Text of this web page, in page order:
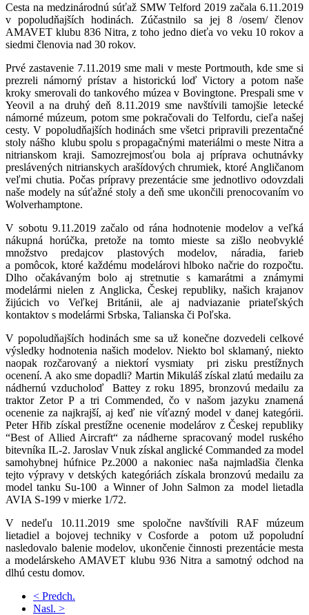
Cesta na medzinárodnú súťaž SMW Telford 2019 začala 6.11.2019
v popoludňajších hodinách. Zúčastnilo sa jej 8 /osem/ členov
AMAVET klubu 836 Nitra, z toho jedno dieťa vo veku 10 rokov a
siedmi členovia nad 30 rokov.
Prvé zastavenie 7.11.2019 sme mali v meste Portmouth, kde sme si
prezreli námorný prístav a historickú loď Victory a potom naše
kroky smerovali do tankového múzea v Bovingtone. Prespali sme v
Yeovil a na druhý deň 8.11.2019 sme navštívili tamojšie letecké
námorné múzeum, potom sme pokračovali do Telfordu, cieľa našej
cesty. V popoludňajších hodinách sme všetci pripravili prezentačné
stoly nášho klubu spolu s propagačnými materiálmi o meste Nitra a
nitrianskom kraji. Samozrejmosťou bola aj príprava ochutnávky
preslávených nitrianskych arašídových chrumiek, ktoré Angličanom
veľmi chutia. Počas prípravy prezentácie sme jednotlivo odovzdali
naše modely na súťažné stoly a deň sme ukončili prenocovaním vo
Wolverhamptone.
V sobotu 9.11.2019 začalo od rána hodnotenie modelov a veľká
nákupná horúčka, pretože na tomto mieste sa zišlo neobvyklé
množstvo predajcov plastových modelov, náradia, farieb
a pomôcok, ktoré každému modelárovi hlboko načrie do rozpočtu.
Dlho očakávaným bolo aj stretnutie s kamarátmi a známymi
modelármi nielen z Anglicka, Českej republiky, našich krajanov
žijúcich vo Veľkej Británii, ale aj nadviazanie priateľských
kontaktov s modelármi Srbska, Talianska či Poľska.
V popoludňajších hodinách sme sa už konečne dozvedeli celkové
výsledky hodnotenia našich modelov. Niekto bol sklamaný, niekto
naopak rozčarovaný a niektorí vysmiaty pri zisku prestížnych
ocenení. A ako sme dopadli? Martin Mikuláš získal zlatú medailu za
nádhernú vzducholoď Battey z roku 1895, bronzovú medailu za
traktor Zetor P a tri Commended, čo v našom jazyku znamená
ocenenie za najkrajší, aj keď nie víťazný model v danej kategórii.
Peter Hřib získal prestížne ocenenie modelárov z Českej republiky
“Best of Allied Aircraft“ za nádherne spracovaný model ruského
bitevníka IL-2. Jaroslav Vnuk získal anglické Commanded za model
samohybnej húfnice Pz.2000 a nakoniec naša najmladšia členka
tejto výpravy v detských kategóriách získala bronzovú medailu za
model tanku Su-100 a Winner of John Salmon za model lietadla
AVIA S-199 v mierke 1/72.
V nedeľu 10.11.2019 sme spoločne navštívili RAF múzeum
lietadiel a bojovej techniky v Cosforde a potom už popoludní
nasledovalo balenie modelov, ukončenie činnosti prezentácie mesta
a modelárskeho AMAVET klubu 936 Nitra a samotný odchod na
dlhú cestu domov.
< Predch.
Nasl. >